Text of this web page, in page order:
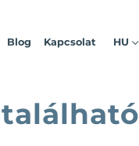
Blog Kapcsolat HU